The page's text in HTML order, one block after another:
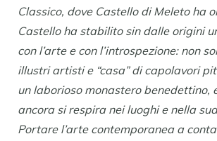
Classico, dove Castello di Meleto ha
Castello ha stabilito sin dalle origini
con l’arte e con l’introspezione: non
illustri artisti e “casa” di capolavori
un laborioso monastero benedettino,
ancora si respira nei luoghi e nella
Portare l’arte contemporanea a